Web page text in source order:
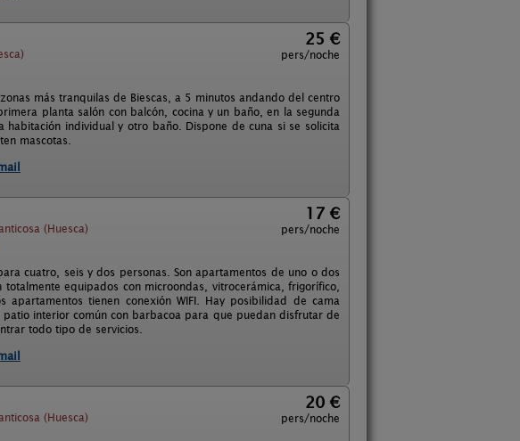
25 €
pers/noche
más tranquilas de Biescas, a 5 minutos andando del centro
planta salón con balcón, cocina y un baño, en la segunda
individual y otro baño. Dispone de cuna si se solicita
mascotas.
(Huesca)
17 €
pers/noche
cuatro, seis y dos personas. Son apartamentos de uno o dos
equipados con microondas, vitrocerámica, frigorífico,
tienen conexión WIFI. Hay posibilidad de cama
interior común con barbacoa para que puedan disfrutar de
todo tipo de servicios.
(Huesca)
20 €
pers/noche